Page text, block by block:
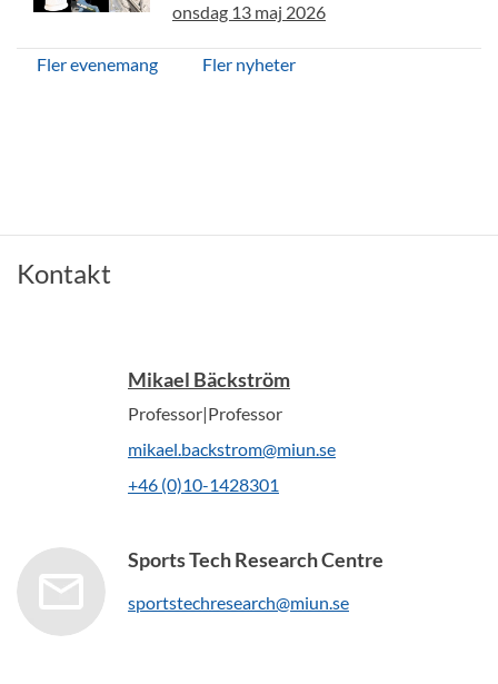
onsdag 13 maj 2026
Fler evenemang Fler nyheter
Kontakt
Mikael Bäckström
Professor|Professor
mikael.backstrom@miun.se
+46 (0)10-1428301
Sports Tech Research Centre
sportstechresearch@miun.se